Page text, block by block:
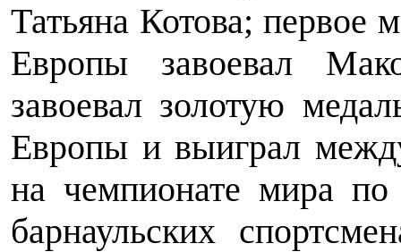
Татьяна Котова; первое
Европы завоевал
завоевал золотую
Европы и выиграл
на чемпионате мира по
барнаульских